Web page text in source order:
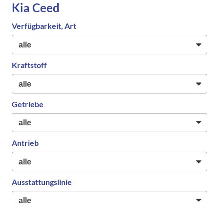
Kia Ceed
Verfügbarkeit, Art
Kraftstoff
Getriebe
Antrieb
Ausstattungslinie